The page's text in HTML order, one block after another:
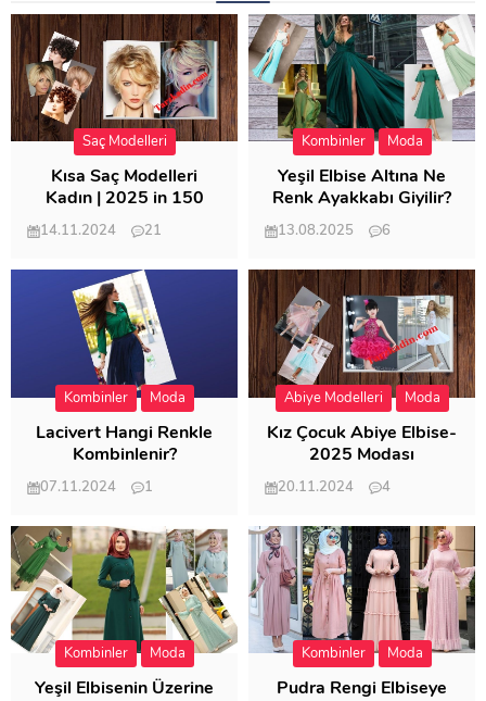
Saç Modelleri
Kısa Saç Modelleri
Kadın | 2025 in 150
Modeli
14.11.2024
21
Kombinler Moda
Yeşil Elbise Altına Ne
Renk Ayakkabı Giyilir?
13.08.2025
6
Kombinler Moda
Lacivert Hangi Renkle
Kombinlenir?
07.11.2024
1
Abiye Modelleri Moda
Kız Çocuk Abiye Elbise-
2025 Modası
20.11.2024
4
Kombinler Moda
Yeşil Elbisenin Üzerine
Kombinler Moda
Pudra Rengi Elbiseye